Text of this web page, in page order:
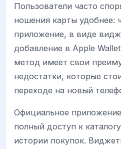
Пользователи часто
ношения карты удобнее:
приложение, в виде
добавление в Apple
метод имеет свои
недостатки, которые
переходе на новый
Официальное
полный доступ к
истории покупок.